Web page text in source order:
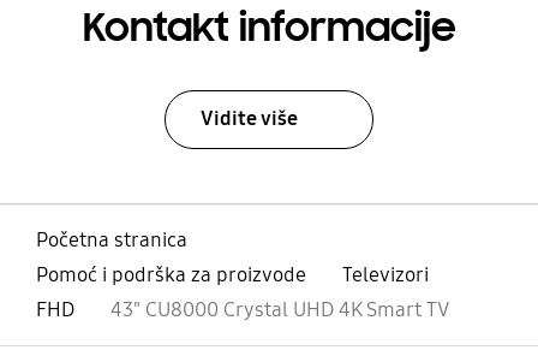
Kontakt informacije
Vidite više
Početna stranica
Pomoć i podrška za proizvode
Televizori
FHD
43" CU8000 Crystal UHD 4K Smart TV